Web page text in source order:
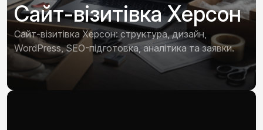
Сайт-візитівка Херсон
Сайт-візитівка Херсон: структура, дизайн,
WordPress, SEO-підготовка, аналітика та заявки.